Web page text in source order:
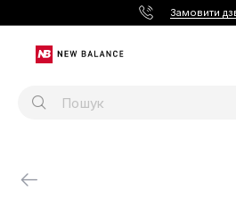
Замовити